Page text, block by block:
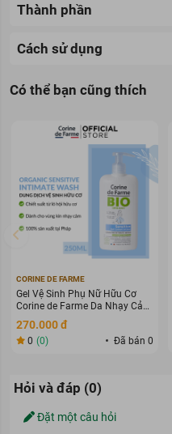
Thành phần
Cách sử dụng
Có thể bạn cũng thích
CORINE DE FARME
Gel Vệ Sinh Phụ Nữ Hữu Cơ
Corine de Farme Da Nhạy Cảm
250ml
270.000 đ
0 (0) Đã bán 0
Hỏi và đáp (0)
Đặt một câu hỏi